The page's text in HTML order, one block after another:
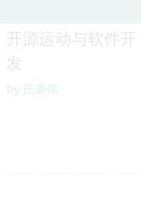
开源运动与软件开
发
庄表伟